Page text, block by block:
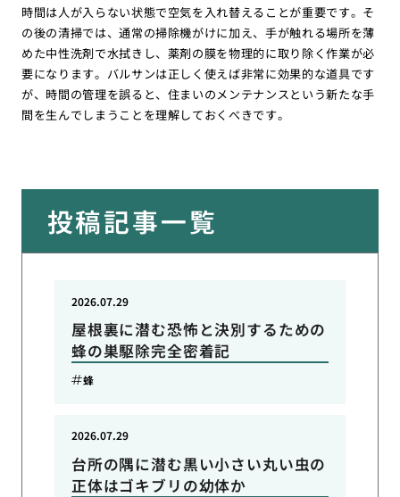
時間は人が入らない状態で空気を入れ替えることが重要です。そ
の後の清掃では、通常の掃除機がけに加え、手が触れる場所を薄
めた中性洗剤で水拭きし、薬剤の膜を物理的に取り除く作業が必
要になります。バルサンは正しく使えば非常に効果的な道具です
が、時間の管理を誤ると、住まいのメンテナンスという新たな手
間を生んでしまうことを理解しておくべきです。
投稿記事一覧
屋根裏に潜む恐怖と決別するための
蜂の巣駆除完全密着記
2026.07.29
蜂
台所の隅に潜む黒い小さい丸い虫の
正体はゴキブリの幼体か
2026.07.29